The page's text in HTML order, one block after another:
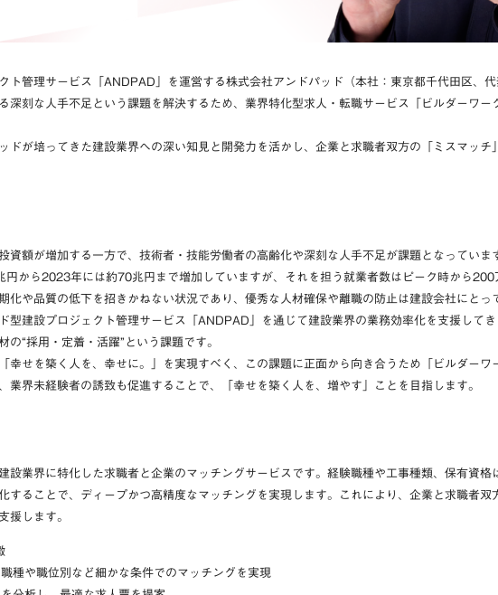
ト管理サービス「ANDPAD」を運営する株式会社アンドパッド（本社：東京都千代田区、
深刻な人手不足という課題を解決するため、業界特化型求人・転職サービス「ビルダーワ
ドが培ってきた建設業界への深い知見と開発力を活かし、企業と求職者双方の「ミスマッチ
資額が増加する一方で、技術者・技能労働者の高齢化や深刻な人手不足が課題となっていま
円から2023年には約70兆円まで増加していますが、それを担う就業者数はピーク時から
化や品質の低下を招きかねない状況であり、優秀な人材確保や離職の防止は建設会社にとっ
型建設プロジェクト管理サービス「ANDPAD」を通じて建設業界の業務効率化を支援して
の“採用・定着・活躍”という課題です。
幸せを築く人を、幸せに。」を実現すべく、この課題に正面から向き合うため「ビルダーワ
業界未経験者の誘致も促進することで、「幸せを築く人を、増やす」ことを目指します。
設業界に特化した求職者と企業のマッチングサービスです。経験職種や工事種類、保有資
することで、ディープかつ高精度なマッチングを実現します。これにより、企業と求職者双
援します。
種や職位別など細かな条件でのマッチングを実現